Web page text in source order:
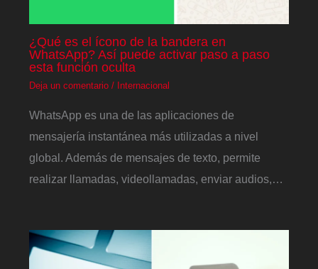
¿Qué es el ícono de la bandera en
WhatsApp? Así puede activar paso a paso
esta función oculta
Deja un comentario / Internacional
WhatsApp es una de las aplicaciones de
mensajería instantánea más utilizadas a nivel
global. Además de mensajes de texto, permite
realizar llamadas, videollamadas, enviar audios,…